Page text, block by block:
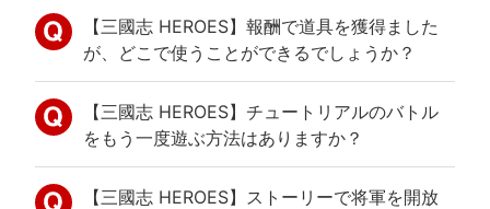
【三國志 HEROES】報酬で道具を獲得ました
が、どこで使うことができるでしょうか？
【三國志 HEROES】チュートリアルのバトル
をもう一度遊ぶ方法はありますか？
【三國志 HEROES】ストーリーで将軍を開放